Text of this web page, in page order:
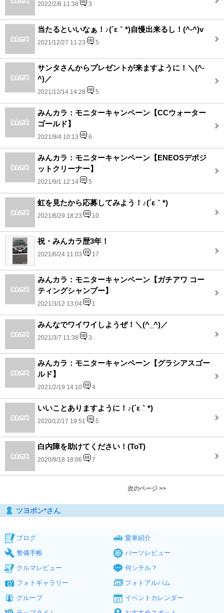
2022/2/8 11:38 3
当たるといいなぁ！♪(´ε｀*)自慢出来るし！(^-^)v
2021/12/27 11:23 5
サンタさんからプレゼントが来ますように！＼(^-
^)／
2021/12/14 14:28 5
みんカラ：モニターキャンペーン【CCウォーター
ゴールド】
2021/9/4 10:13 6
みんカラ：モニターキャンペーン【ENEOSデポジ
ットクリーナー】
2021/9/1 12:14 5
虹を見たから応募してみよう！♪(´ε｀*)
2021/6/29 18:23 10
祝・みんカラ歴3年！
2021/6/24 11:03 17
みんカラ：モニターキャンペーン【ガチアワ コー
ティングシャンプー】
2021/3/12 13:04 1
みんなでワイワイしようぜ！＼(^_^)／
2021/3/7 11:38 3
みんカラ：モニターキャンペーン【グラシアスゴー
ルド】
2021/2/19 14:10 4
いいことありますように！♪(´ε｀*)
2020/12/17 19:51 5
白内障を助けてください！(ToT)
2020/9/18 18:06 7
次のページ >>
ツヨポン*さん
ブログ
愛車紹介
整備手帳
パーツレビュー
クルマレビュー
何シテル？
フォトギャラリー
フォトアルバム
グループ
イベントカレンダー